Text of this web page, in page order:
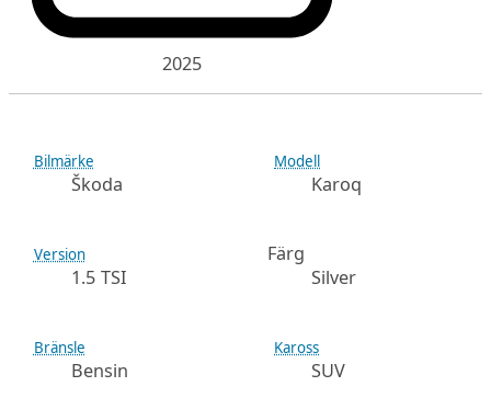
2025
Bilmärke
Škoda
Modell
Karoq
Version
1.5 TSI
Färg
Silver
Bränsle
Bensin
Kaross
SUV